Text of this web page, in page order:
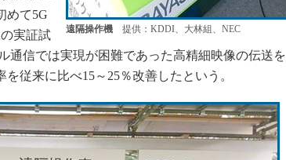
遠隔操作機 提供：KDDI、大林組、NEC
めて5G
実証試
通信では実現が困難であった高精細映像の伝送を
従来に比べ15～25％改善したという。